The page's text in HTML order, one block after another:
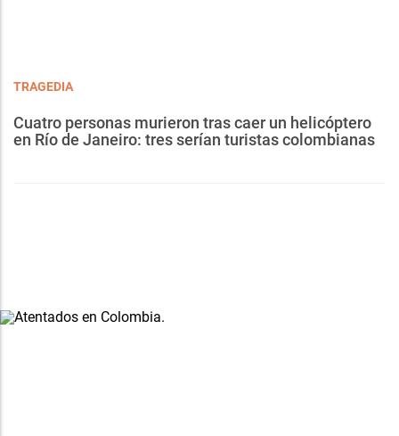
TRAGEDIA
Cuatro personas murieron tras caer un helicóptero
en Río de Janeiro: tres serían turistas colombianas